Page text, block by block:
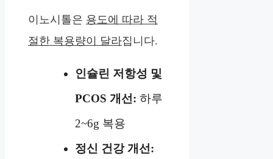
이노시톨은 용도에 따라 적
절한 복용량이 달라집니다.
인슐린 저항성 및
PCOS 개선: 하루
2~6g 복용
정신 건강 개선: